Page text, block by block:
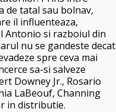
de tatal sau bolnav,
il influenteaza,
Antonio si razboiul din
nu se gandeste decat
spre ceva mai
sa-si salveze
Downey Jr., Rosario
LaBeouf, Channing
in distributie.